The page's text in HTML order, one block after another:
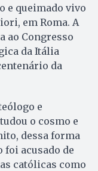
e queimado vivo
em Roma. A
ao Congresso
da Itália
da
e
o cosmo e
dessa forma
foi acusado de
católicas como